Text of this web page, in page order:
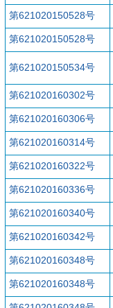
第621020150528号
第621020150528号
第621020150534号
第621020160302号
第621020160306号
第621020160314号
第621020160322号
第621020160336号
第621020160340号
第621020160342号
第621020160348号
第621020160348号